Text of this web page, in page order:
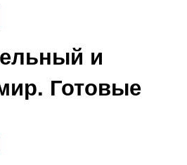
и
Готовые